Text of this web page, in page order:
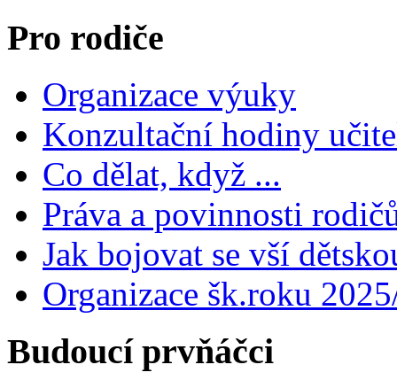
Pro rodiče
Organizace výuky
Konzultační hodiny
Co dělat, když ...
Práva a povinnosti
Jak bojovat se vší
Organizace šk.roku
Budoucí prvňáčci